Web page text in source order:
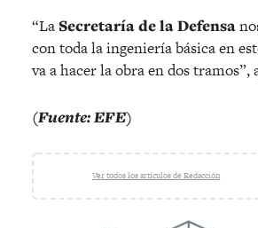
“La Secretaría de la Defensa
con toda la ingeniería básica en
va a hacer la obra en dos tramos”,
(Fuente: EFE)
Ver todos los artículos de Redacción